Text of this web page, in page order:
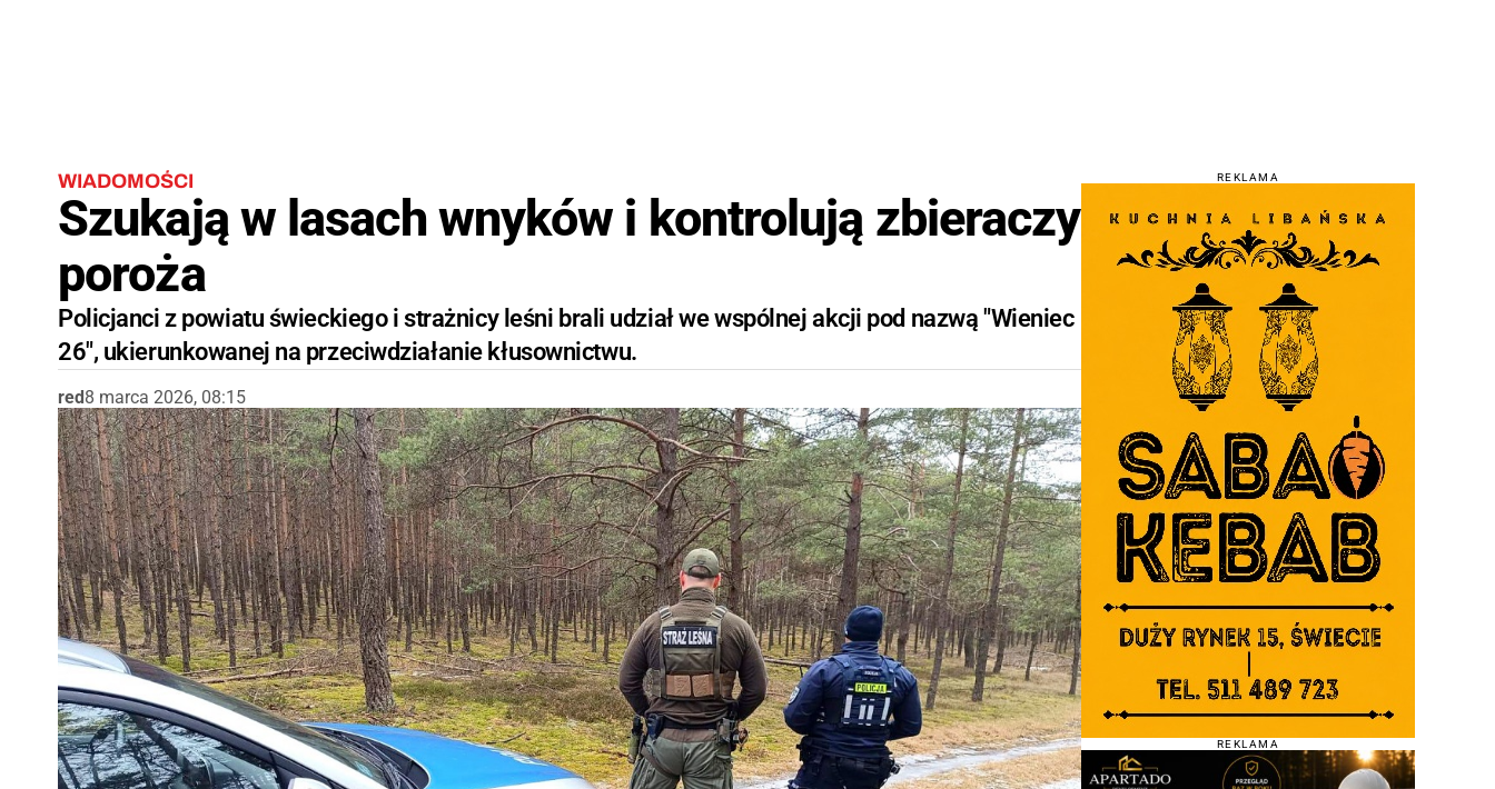
WIADOMOŚCI
Szukają w lasach wnyków i kontrolują zbieraczy
poroża
Policjanci z powiatu świeckiego i strażnicy leśni brali udział we wspólnej akcji pod nazwą "Wieniec
26", ukierunkowanej na przeciwdziałanie kłusownictwu.
red8 marca 2026, 08:15
REKLAMA
REKLAMA